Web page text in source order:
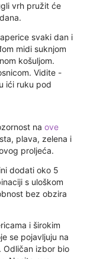
vrh pružit će
svaki dan i
midi suknjom
košuljom.
Vidite -
ići ruku pod
na ove
plava, zelena i
proljeća.
dodati oko 5
s uloškom
bez obzira
i širokim
se pojavljuju na
. Odličan izbor bio